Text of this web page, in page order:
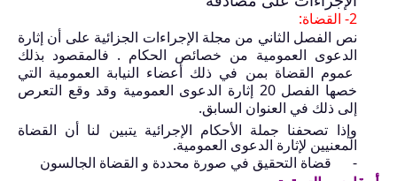
2- القضاة:
نص الفصل الثاني من مجلة الإجراءات الجزائية على أن إثارة
الدعوى العمومية من خصائص الحكام . فالمقصود بذلك
عموم القضاة بمن في ذلك أعضاء النيابة العمومية التي
خصها الفصل20 إثارة الدعوى العمومية وقد وقع التعرص
إلى ذلك في العنوان السابق.
وإذا تصحفنا جملة الأحكام الإجرائية يتبين لنا أن القضاة
المعنيين لإثارة الدعوى العمومية.
-
قضاة التحقيق في صورة محددة و القضاة الجالسون